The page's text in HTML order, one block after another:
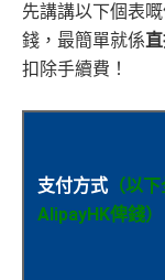
先講講以下個表
錢，最簡單就係
扣除手續費！
支付方式 （以
AlipayHK俾錢）